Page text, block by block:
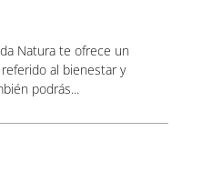
Natura te ofrece un
al bienestar y
podrás...